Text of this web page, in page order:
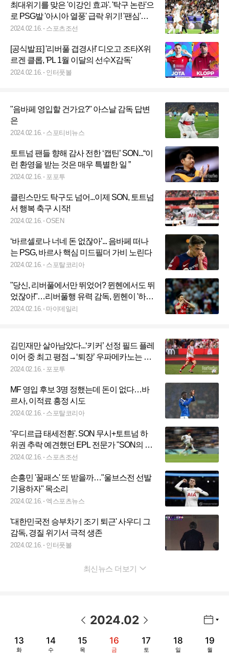
최대위기를 맞은 '이강인 효과'. '탁구 논란'으
로 PSG발 '아시아 열풍' 급락 위기! '팬심'이
찢어졌다
2024.02.16. 스포츠조선
[공식발표] '리버풀 겹경사!' 디오고 조타X위
르겐 클롭, 'PL 1월 이달의 선수X감독'
2024.02.16. 인터풋볼
"음바페 영입할 건가요?" 아스날 감독 답변
은
2024.02.16. 스포티비뉴스
토트넘 팬들 향해 감사 전한 ‘캡틴’ SON...“이
런 환영을 받는 것은 매우 특별한 일 ”
2024.02.16. 포포투
클린스만도 탁구도 넘어...이제 SON, 토트넘
서 행복 축구 시작!
2024.02.16. OSEN
‘바르셀로나 너네 돈 없잖아’... 음바페 떠나
는 PSG, 바르사 핵심 미드필더 가비 노린다
2024.02.16. 스포탈코리아
"당신, 리버풀에서만 뛰었어? 뮌헨에서도 뛰
었잖아!"…리버풀행 유력 감독, 뮌헨이 '하이
재킹' 시도! "투헬은 곧 경질 예정"
2024.02.16. 마이데일리
김민재만 살아남았다...‘키커’ 선정 필드 플레
이어 중 최고 평점→‘퇴장’ 우파메카노는 최
하
2024.02.16. 포포투
MF 영입 후보 3명 정했는데 돈이 없다…바
르사, 이적료 흥정 시도
2024.02.16. 스포탈코리아
'우디르급 태세전환'. SON 무시+토트넘 하
위권 추락 예견했던 EPL 전문가 "SON의 토
트넘 흥미진진. 울버햄튼전 공격 핵심"
2024.02.16. 스포츠조선
손흥민 '꿀패스' 또 받을까…"울브스전 선발
기용하자" 목소리
2024.02.16. 엑스포츠뉴스
'대한민국전 승부차기 조기 퇴근' 사우디 그
감독, 경질 위기서 극적 생존
2024.02.16. 인터풋볼
최신뉴스 더보기
2024.02
13
화
14
수
15
목
16
금
17
토
18
일
19
월